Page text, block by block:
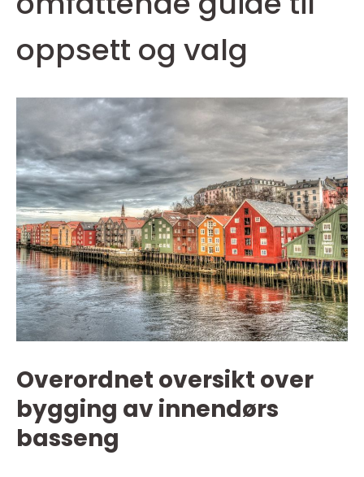
oppsett og valg
Overordnet oversikt over
bygging av innendørs
basseng